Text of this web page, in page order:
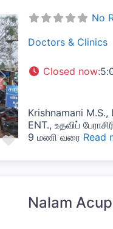
Favorite
Next
No
Doctors & Clinics
Closed now:
Krishnamani
ENT., உதவிப்
9 மணி வரை Read
Nalam